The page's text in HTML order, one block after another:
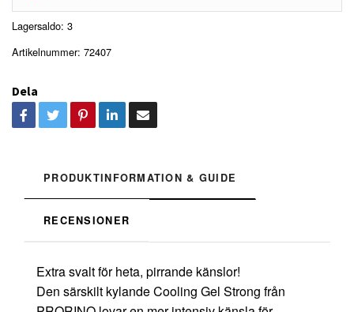
Lagersaldo: 3
Artikelnummer: 72407
Dela
PRODUKTINFORMATION & GUIDE
RECENSIONER
Extra svalt för heta, pirrande känslor!
Den särskilt kylande Cooling Gel Strong från